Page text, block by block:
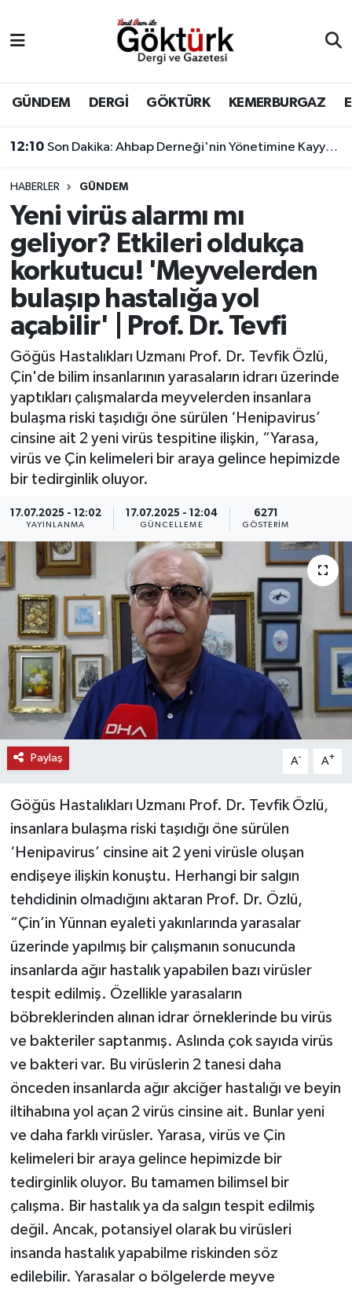
GÜNDEM DERGİ GÖKTÜRK KEMERBURGAZ
12:10 Son Dakika: Ahbap Derneği'nin Yönetimine Kayyum Atandı
HABERLER GÜNDEM
Yeni virüs alarmı mı
geliyor? Etkileri oldukça
korkutucu! 'Meyvelerden
bulaşıp hastalığa yol
açabilir' | Prof. Dr. Tevfi
Göğüs Hastalıkları Uzmanı Prof. Dr. Tevfik Özlü,
Çin'de bilim insanlarının yarasaların idrarı üzerinde
yaptıkları çalışmalarda meyvelerden insanlara
bulaşma riski taşıdığı öne sürülen ‘Henipavirus’
cinsine ait 2 yeni virüs tespitine ilişkin, “Yarasa,
virüs ve Çin kelimeleri bir araya gelince hepimizde
bir tedirginlik oluyor.
17.07.2025 - 12:02
YAYINLANMA
17.07.2025 - 12:04
GÜNCELLEME
6271
GÖSTERIM
Paylaş A- A+
Göğüs Hastalıkları Uzmanı Prof. Dr. Tevfik Özlü,
insanlara bulaşma riski taşıdığı öne sürülen
‘Henipavirus’ cinsine ait 2 yeni virüsle oluşan
endişeye ilişkin konuştu. Herhangi bir salgın
tehdidinin olmadığını aktaran Prof. Dr. Özlü,
“Çin’in Yünnan eyaleti yakınlarında yarasalar
üzerinde yapılmış bir çalışmanın sonucunda
insanlarda ağır hastalık yapabilen bazı virüsler
tespit edilmiş. Özellikle yarasaların
böbreklerinden alınan idrar örneklerinde bu virüs
ve bakteriler saptanmış. Aslında çok sayıda virüs
ve bakteri var. Bu virüslerin 2 tanesi daha
önceden insanlarda ağır akciğer hastalığı ve beyin
iltihabına yol açan 2 virüs cinsine ait. Bunlar yeni
ve daha farklı virüsler. Yarasa, virüs ve Çin
kelimeleri bir araya gelince hepimizde bir
tedirginlik oluyor. Bu tamamen bilimsel bir
çalışma. Bir hastalık ya da salgın tespit edilmiş
değil. Ancak, potansiyel olarak bu virüsleri
insanda hastalık yapabilme riskinden söz
edilebilir. Yarasalar o bölgelerde meyve
BİLİM
DERGİ
DÜNYA
EĞİTİM
EKONOMİ
GÖKTÜRK
KEMERBURGAZ
KÜLTÜR - SANAT
MAGAZİN
SAĞLIK
SPOR
TEKNOLOJİ
TİCARET
YAŞAM
Eyüpsultan Hava Durumu
Eyüpsultan Trafik Yoğunluk Haritası
Süper Lig Puan Durumu ve Fikstür
Tüm Manşetler
Son Dakika Haberleri
Haber Arşivi